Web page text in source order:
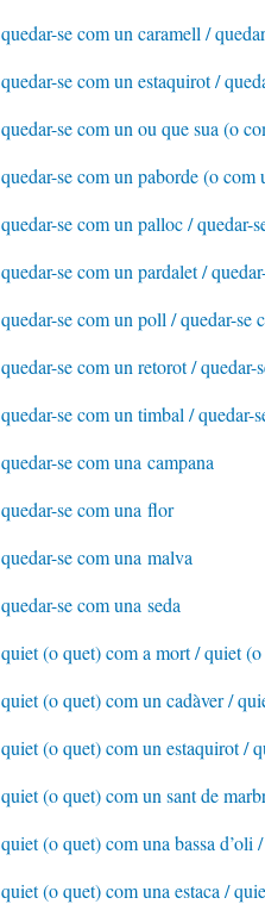
quedar-se com un caramell /
quedar-se com un estaquirot /
quedar-se com un ou que sua (o
quedar-se com un paborde (o
quedar-se com un palloc / quedar-
quedar-se com un pardalet /
quedar-se com un poll / quedar-se
quedar-se com un retorot / quedar-
quedar-se com un timbal / quedar-
quedar-se com una campana
quedar-se com una flor
quedar-se com una malva
quedar-se com una seda
quiet (o quet) com a mort / quiet
quiet (o quet) com un cadàver /
quiet (o quet) com un estaquirot /
quiet (o quet) com un sant de
quiet (o quet) com una bassa d’oli
quiet (o quet) com una estaca /